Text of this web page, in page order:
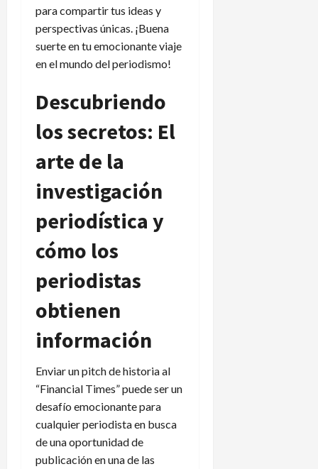
para compartir tus ideas y
perspectivas únicas. ¡Buena
suerte en tu emocionante viaje
en el mundo del periodismo!
Descubriendo
los secretos: El
arte de la
investigación
periodística y
cómo los
periodistas
obtienen
información
Enviar un pitch de historia al
“Financial Times” puede ser un
desafío emocionante para
cualquier periodista en busca
de una oportunidad de
publicación en una de las